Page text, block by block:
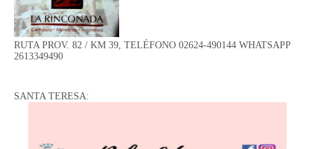
RUTA PROV. 82 / KM 39, TELÉFONO 02624-490144 WHATSAPP
2613349490
SANTA TERESA: